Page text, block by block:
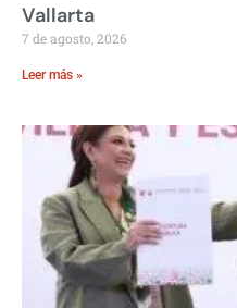
Vallarta
7 de agosto, 2026
Leer más »